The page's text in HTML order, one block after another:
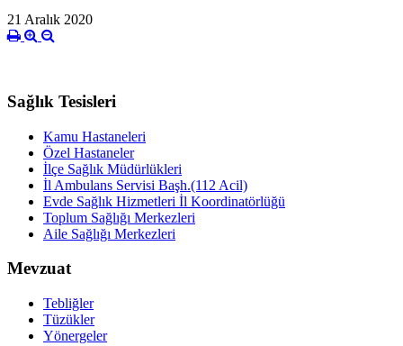
21 Aralık 2020
Sağlık Tesisleri
Kamu Hastaneleri
Özel Hastaneler
İlçe Sağlık Müdürlükleri
İl Ambulans Servisi Başh.(112 Acil)
Evde Sağlık Hizmetleri İl Koordinatörlüğü
Toplum Sağlığı Merkezleri
Aile Sağlığı Merkezleri
Mevzuat
Tebliğler
Tüzükler
Yönergeler